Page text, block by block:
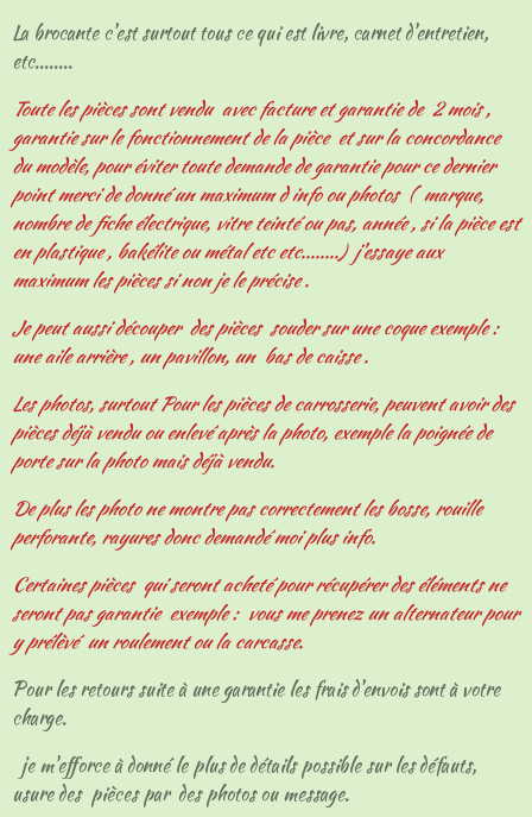
La brocante c'est surtout tous ce qui est livre, carnet d'entretien,
etc........
Toute les pièces sont vendu avec facture et garantie de 2 mois ,
garantie sur le fonctionnement de la pièce et sur la concordance
du modèle, pour éviter toute demande de garantie pour ce dernier
point merci de donné un maximum d info ou photos ( marque,
nombre de fiche électrique, vitre teinté ou pas, année , si la pièce est
en plastique , bakélite ou métal etc etc........) j'essaye aux
maximum les pièces si non je le précise .
Je peut aussi découper des pièces souder sur une coque exemple :
une aile arrière , un pavillon, un bas de caisse .
Les photos, surtout Pour les pièces de carrosserie, peuvent avoir des
pièces déjà vendu ou enlevé après la photo, exemple la poignée de
porte sur la photo mais déjà vendu.
De plus les photo ne montre pas correctement les bosse, rouille
perforante, rayures donc demandé moi plus info.
Certaines pièces qui seront acheté pour récupérer des éléments ne
seront pas garantie exemple : vous me prenez un alternateur pour
y prélèvé un roulement ou la carcasse.
Pour les retours suite à une garantie les frais d'envois sont à votre
charge.
je m'efforce à donné le plus de détails possible sur les défauts,
usure des pièces par des photos ou message.